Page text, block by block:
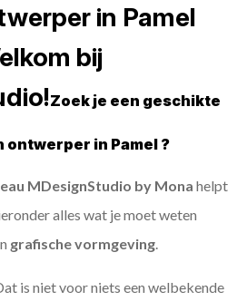
in Pamel
bij
Zoek je een geschikte
in Pamel ?
MDesignStudio by Mona helpt
alles wat je moet weten
grafische vormgeving
is niet voor niets een welbekende